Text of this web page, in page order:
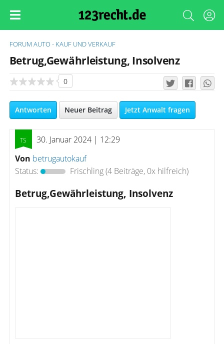
FORUM AUTO - KAUF UND VERKAUF
Betrug,Gewährleistung, Insolvenz
0
Antworten Neuer Beitrag Jetzt Anwalt fragen
30. Januar 2024 | 12:29
Von betrugautokauf
Status:
Frischling(4 Beiträge, 0x hilfreich)
Betrug,Gewährleistung, Insolvenz